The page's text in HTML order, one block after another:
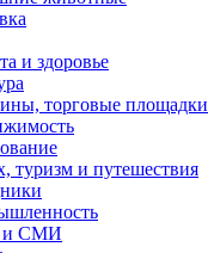
и здоровье
торговые площадки
туризм и путешествия
и СМИ